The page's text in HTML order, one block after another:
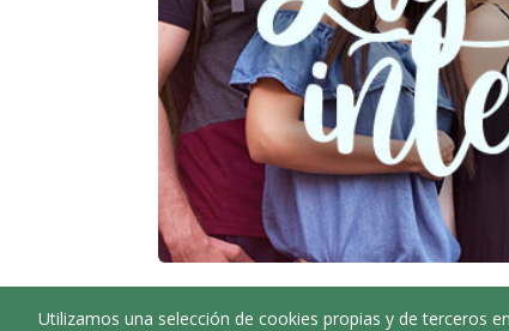
Utilizamos una selección de cookies propias y de terceros